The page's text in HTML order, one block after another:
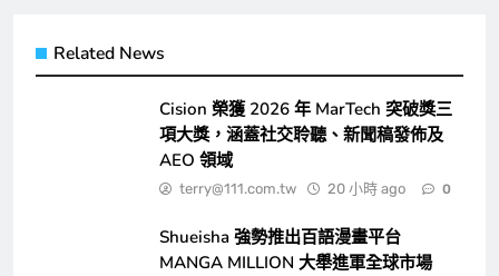
Related News
Cision 榮獲 2026 年 MarTech 突破獎三
項大獎，涵蓋社交聆聽、新聞稿發佈及
AEO 領域
terry@111.com.tw 20 小時 ago 0
Shueisha 強勢推出百語漫畫平台
MANGA MILLION 大舉進軍全球市場